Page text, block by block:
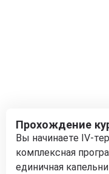
Прохождение
Вы начинаете IV-
комплексная
единичная